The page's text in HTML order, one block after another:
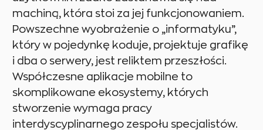
machiną, która stoi za jej funkcjonowaniem.
Powszechne wyobrażenie o „informatyku”,
który w pojedynkę koduje, projektuje grafikę
i dba o serwery, jest reliktem przeszłości.
Współczesne aplikacje mobilne to
skomplikowane ekosystemy, których
stworzenie wymaga pracy
interdyscyplinarnego zespołu specjalistów.